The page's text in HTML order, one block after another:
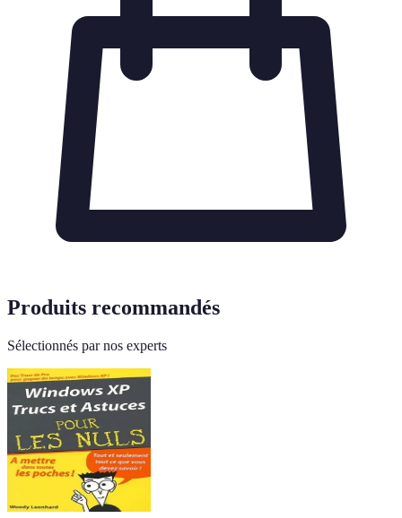
Produits recommandés
Sélectionnés par nos experts